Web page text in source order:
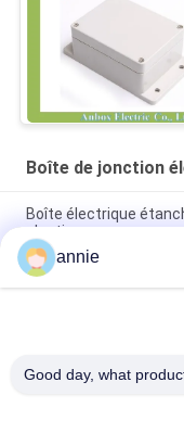
Boîte de jonction
Boîte électrique
plastique
Coffret électrique
95*65*55mm avec
Boîte de jonction
annie
Good day, what